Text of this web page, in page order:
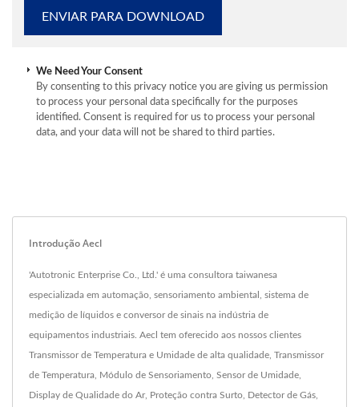
We Need Your Consent
By consenting to this privacy notice you are giving us permission
to process your personal data specifically for the purposes
identified. Consent is required for us to process your personal
data, and your data will not be shared to third parties.
Introdução Aecl
'Autotronic Enterprise Co., Ltd.' é uma consultora taiwanesa
especializada em automação, sensoriamento ambiental, sistema de
medição de líquidos e conversor de sinais na indústria de
equipamentos industriais. Aecl tem oferecido aos nossos clientes
Transmissor de Temperatura e Umidade de alta qualidade, Transmissor
de Temperatura, Módulo de Sensoriamento, Sensor de Umidade,
Display de Qualidade do Ar, Proteção contra Surto, Detector de Gás,